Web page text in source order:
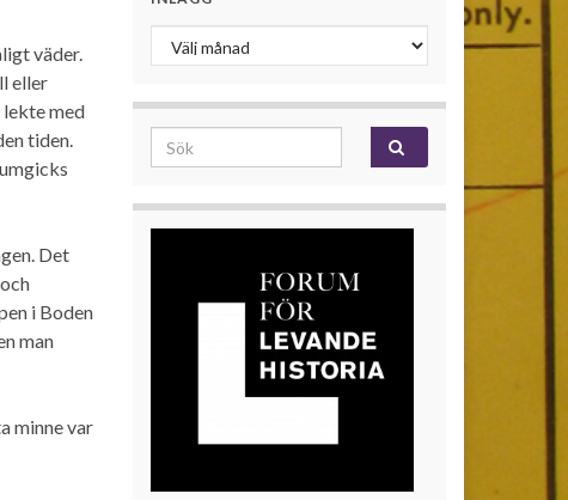
väder.
eller
lekte med
tiden.
Det
i Boden
man
minne var
Inlägg
Search for: